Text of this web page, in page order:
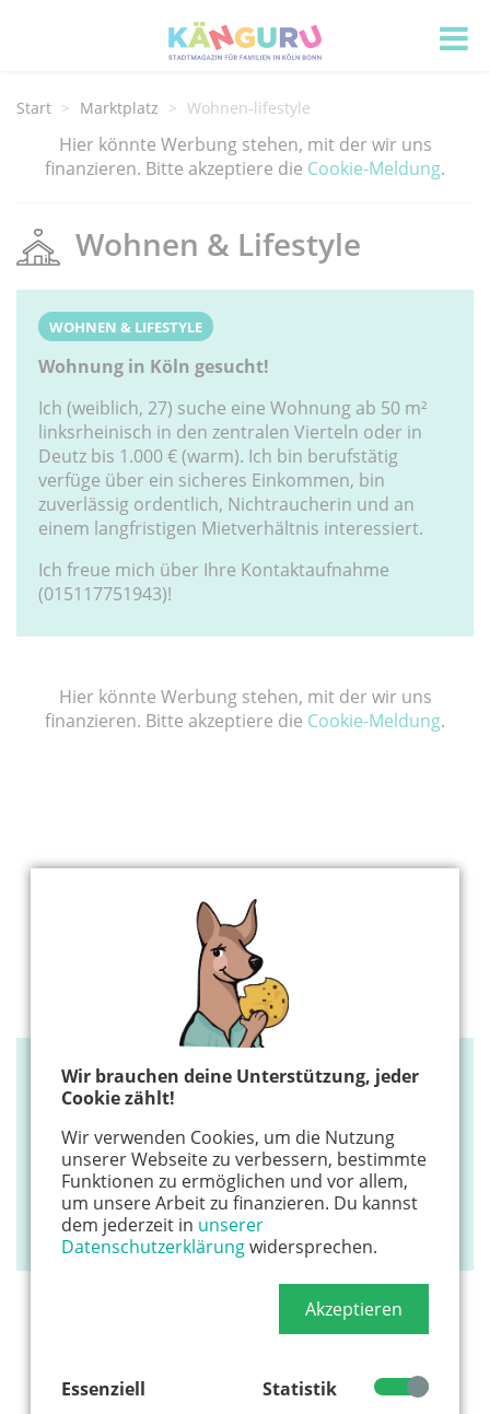
Wir brauchen deine Unterstützung, jeder
Cookie zählt!
Wir verwenden Cookies, um die Nutzung
unserer Webseite zu verbessern, bestimmte
Funktionen zu ermöglichen und vor allem,
um unsere Arbeit zu finanzieren. Du kannst
dem jederzeit in unserer
Datenschutzerklärungwidersprechen.
Akzeptieren
Essenziell
Statistik
Start Marktplatz Wohnen-lifestyle
Hier könnte Werbung stehen, mit der wir uns
finanzieren. Bitte akzeptiere die Cookie-Meldung.
Wohnen & Lifestyle
WOHNEN & LIFESTYLE
Wohnung in Köln gesucht!
Ich (weiblich, 27) suche eine Wohnung ab 50 m²
linksrheinisch in den zentralen Vierteln oder in
Deutz bis 1.000 € (warm). Ich bin berufstätig
verfüge über ein sicheres Einkommen, bin
zuverlässig ordentlich, Nichtraucherin und an
einem langfristigen Mietverhältnis interessiert.
Ich freue mich über Ihre Kontaktaufnahme
(015117751943)!
Hier könnte Werbung stehen, mit der wir uns
finanzieren. Bitte akzeptiere die Cookie-Meldung.
WOHNEN & LIFESTYLE
Ökologische Lebens- und Wohngemeinschaft im
Kölner Umland sucht Menschen (Familien oder
WG), die mitmachen wollen:www.wohnprojekt-
herkenrath.de
Hier könnte Werbung stehen, mit der wir uns